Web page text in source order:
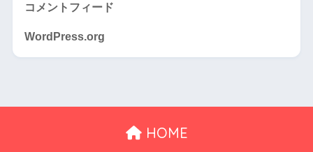
コメントフィード
WordPress.org
HOME